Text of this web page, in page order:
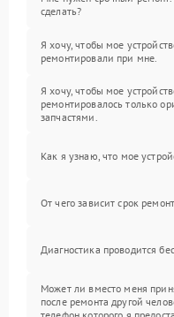
сделать?
Я хочу, чтобы мое
ремонтировали при мне.
Я хочу, чтобы мое
ремонтировалось только
запчастями.
Как я узнаю, что мое
От чего зависит срок
Диагностика проводится
Может ли вместо меня
после ремонта другой